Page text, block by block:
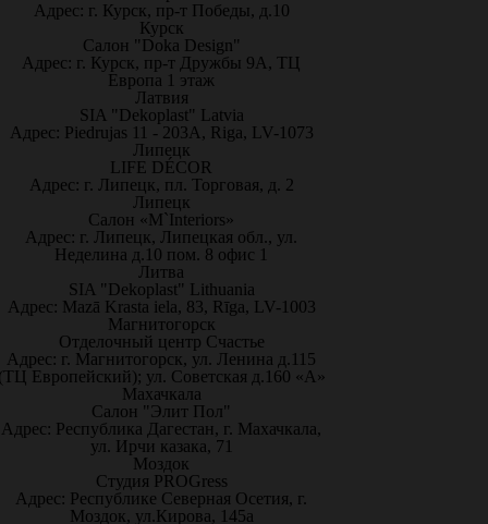
Адрес: г. Курск, пр-т Победы, д.10
Курск
Салон "Doka Design"
Адрес: г. Курск, пр-т Дружбы 9А, ТЦ
Европа 1 этаж
Латвия
SIA "Dekoplast" Latvia
Адрес: Piedrujas 11 - 203A, Riga, LV-1073
Липецк
LIFE DÉCOR
Адрес: г. Липецк, пл. Торговая, д. 2
Липецк
Салон «M`Interiors»
Адрес: г. Липецк, Липецкая обл., ул.
Неделина д.10 пом. 8 офис 1
Литва
SIA "Dekoplast" Lithuania
Адрес: Mazā Krasta iela, 83, Rīga, LV-1003
Магнитогорск
Отделочный центр Счастье
Адрес: г. Магнитогорск, ул. Ленина д.115
Европейский); ул. Советская д.160 «А»
Махачкала
Салон "Элит Пол"
Адрес: Республика Дагестан, г. Махачкала,
ул. Ирчи казака, 71
Моздок
Студия PROGress
Адрес: Республике Северная Осетия, г.
Моздок, ул.Кирова, 145а